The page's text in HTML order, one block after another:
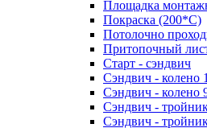
Площадка
Покраска (200*С)
Потолочно
Притопочный
Старт - сэндвич
Сэндвич - колено
Сэндвич - колено
Сэндвич -
Сэндвич -